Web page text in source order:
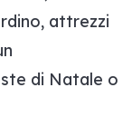
attrezzi
di Natale o